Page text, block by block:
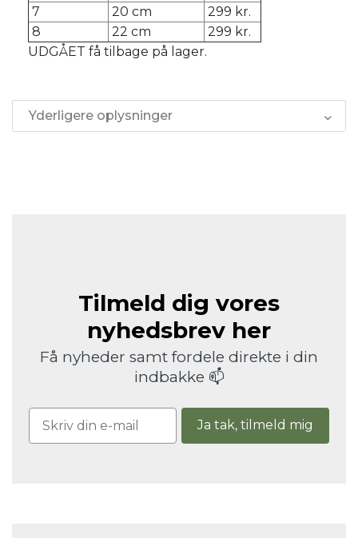
7
20 cm
299 kr.
8
22 cm
299 kr.
UDGÅET få tilbage på lager.
Yderligere oplysninger
Tilmeld dig vores
nyhedsbrev her
Få nyheder samt fordele direkte i din
indbakke 📫
Ja tak, tilmeld mig